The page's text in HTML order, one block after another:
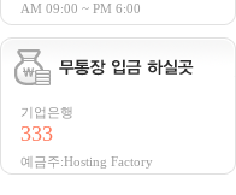
AM 09:00 ~ PM 6:00
기업은행
333
예금주:Hosting Factory